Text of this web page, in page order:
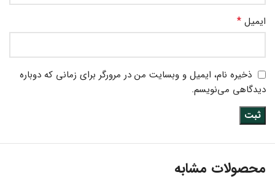
ایمیل *
ذخیره نام، ایمیل و وبسایت من در مرورگر برای زمانی که دوباره
دیدگاهی می‌نویسم.
محصولات مشابه